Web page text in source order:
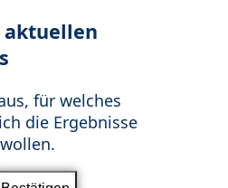
aktuellen
für welches
die Ergebnisse